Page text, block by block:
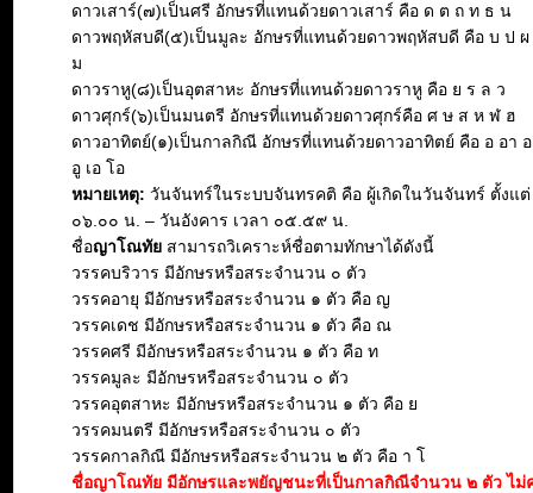
ดาวเสาร์(๗)เป็นศรี อักษรที่แทนด้วยดาวเสาร์ คือ ด ต ถ ท ธ น
ดาวพฤหัสบดี(๕)เป็นมูละ อักษรที่แทนด้วยดาวพฤหัสบดี คือ บ ป
ม
ดาวราหู(๘)เป็นอุตสาหะ อักษรที่แทนด้วยดาวราหู คือ ย ร ล ว
ดาวศุกร์(๖)เป็นมนตรี อักษรที่แทนด้วยดาวศุกร์คือ ศ ษ ส ห ฬ ฮ
ดาวอาทิตย์(๑)เป็นกาลกิณี อักษรที่แทนด้วยดาวอาทิตย์ คือ อ อา
อู เอ โอ
หมายเหตุ: วันจันทร์ในระบบจันทรคติ คือ ผู้เกิดในวันจันทร์ ตั้งแต่
๐๖.๐๐ น. – วันอังคาร เวลา ๐๕.๕๙ น.
ชื่อญาโณทัย สามารถวิเคราะห์ชื่อตามทักษาได้ดังนี้
วรรคบริวาร มีอักษรหรือสระจำนวน ๐ ตัว
วรรคอายุ มีอักษรหรือสระจำนวน ๑ ตัว คือ ญ
วรรคเดช มีอักษรหรือสระจำนวน ๑ ตัว คือ ณ
วรรคศรี มีอักษรหรือสระจำนวน ๑ ตัว คือ ท
วรรคมูละ มีอักษรหรือสระจำนวน ๐ ตัว
วรรคอุตสาหะ มีอักษรหรือสระจำนวน ๑ ตัว คือ ย
วรรคมนตรี มีอักษรหรือสระจำนวน ๐ ตัว
วรรคกาลกิณี มีอักษรหรือสระจำนวน ๒ ตัว คือ า โ
ชื่อญาโณทัย มีอักษรและพยัญชนะที่เป็นกาลกิณีจำนวน ๒ ตัว ไม่